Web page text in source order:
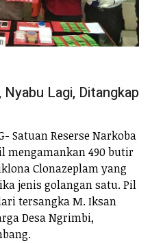
Lagi, Ditangkap
Satuan Reserse Narkoba
mengamankan 490 butir
Clonazeplam yang
jenis golangan satu. Pil
tersangka M. Iksan
Desa Ngrimbi,